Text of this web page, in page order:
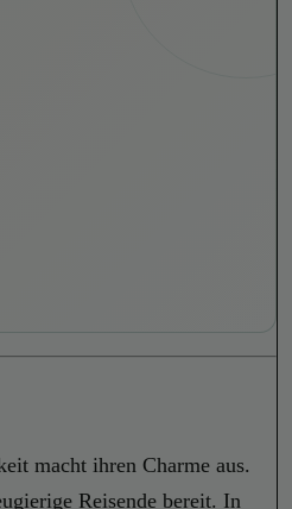
macht ihren Charme aus.
Reisende bereit. In